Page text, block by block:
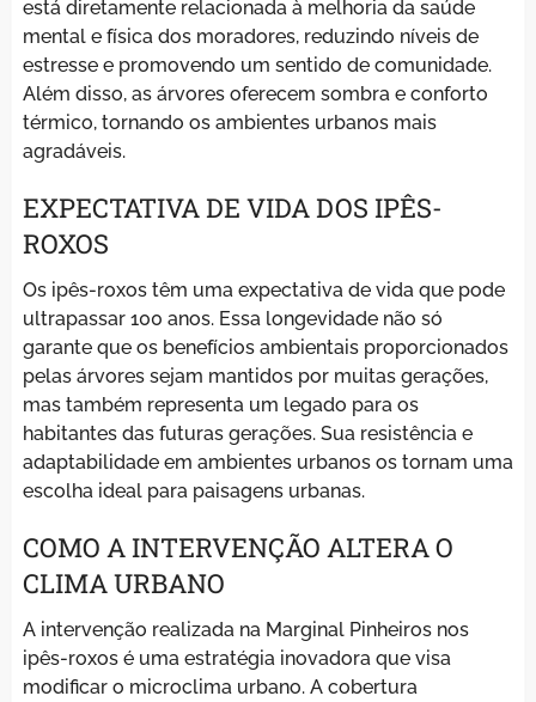
está diretamente relacionada à melhoria da saúde
mental e física dos moradores, reduzindo níveis de
estresse e promovendo um sentido de comunidade.
Além disso, as árvores oferecem sombra e conforto
térmico, tornando os ambientes urbanos mais
agradáveis.
EXPECTATIVA DE VIDA DOS IPÊS-
ROXOS
Os ipês-roxos têm uma expectativa de vida que pode
ultrapassar 100 anos. Essa longevidade não só
garante que os benefícios ambientais proporcionados
pelas árvores sejam mantidos por muitas gerações,
mas também representa um legado para os
habitantes das futuras gerações. Sua resistência e
adaptabilidade em ambientes urbanos os tornam uma
escolha ideal para paisagens urbanas.
COMO A INTERVENÇÃO ALTERA O
CLIMA URBANO
A intervenção realizada na Marginal Pinheiros nos
ipês-roxos é uma estratégia inovadora que visa
modificar o microclima urbano. A cobertura